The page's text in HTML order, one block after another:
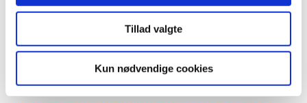
Tillad valgte
Kun nødvendige cookies
Praksisændring for Lægemiddelstyrelsens
|4. november 2022|
Lægemiddelstyrelsen har påbegyndt implementering af
det elektroniske underskriftssystem (Penneo). Fra 1.